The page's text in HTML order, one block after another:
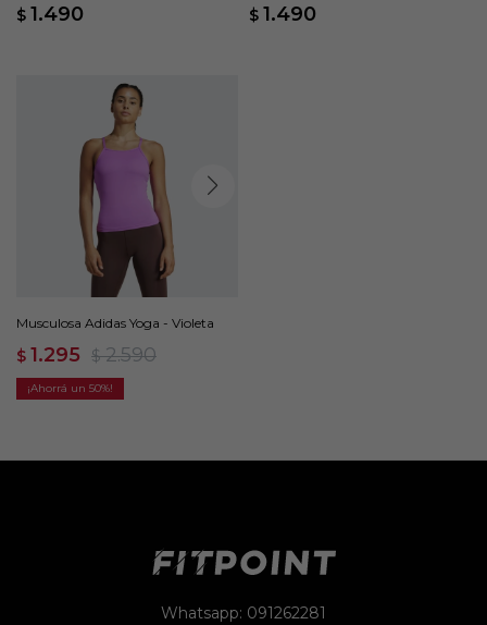
$ 1.490 $ 1.490
Musculosa Adidas Yoga - Violeta
$ 1.295 $ 2.590
50
Whatsapp: 091262281